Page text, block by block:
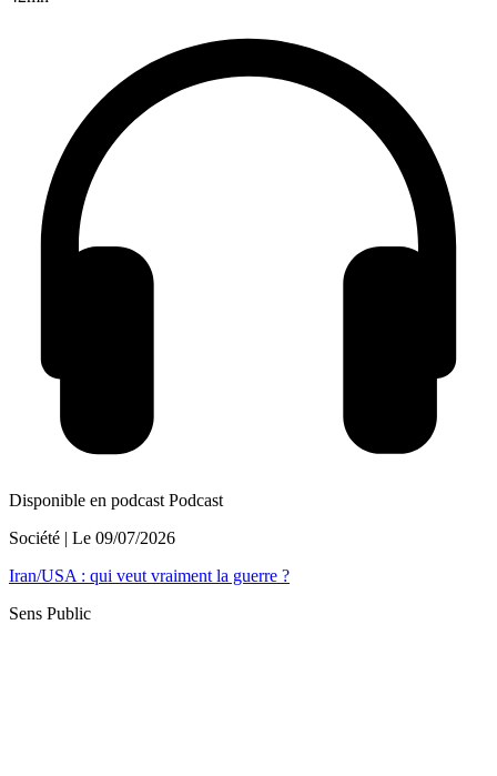
Disponible en podcast Podcast
Société | Le 09/07/2026
Iran/USA : qui veut vraiment la guerre ?
Sens Public